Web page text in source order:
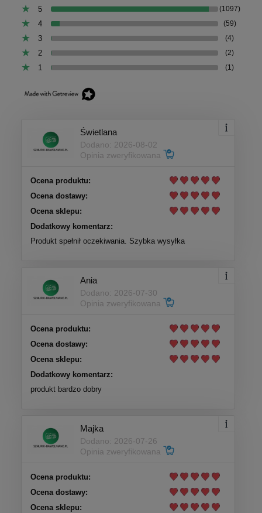
5 (1097)
4 (59)
3 (4)
2 (2)
1 (1)
Świetlana
Dodano: 2026-08-02
Opinia zweryfikowana
Ocena produktu:
Ocena dostawy:
Ocena sklepu:
Dodatkowy komentarz:
Produkt spełnił oczekiwania. Szybka wysyłka
Ania
Dodano: 2026-07-30
Opinia zweryfikowana
Ocena produktu:
Ocena dostawy:
Ocena sklepu:
Dodatkowy komentarz:
produkt bardzo dobry
Majka
Dodano: 2026-07-26
Opinia zweryfikowana
Ocena produktu:
Ocena dostawy:
Ocena sklepu: